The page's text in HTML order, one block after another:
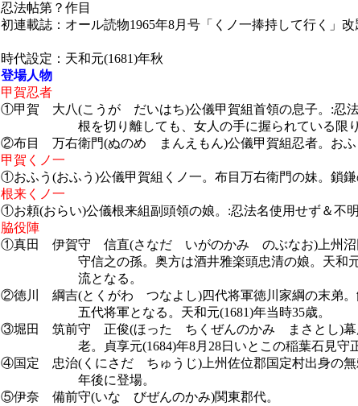
忍法帖第？作目
初連載誌：オール読物1965年8月号「くノ一捧持して行く」改
（山田風太郎43歳
時代設定：天和元(1681)年秋
登場人物
甲賀忍者
①甲賀 大八(こうが だいはち)公儀甲賀組首領の息子。:忍法
根を切り離しても、女人の手に握られている限り、
②布目 万右衛門(ぬのめ まんえもん)公儀甲賀組忍者。おふ
甲賀くノ一
①おふう(おふう)公儀甲賀組くノ一。布目万右衛門の妹。鎖
根来くノ一
①お頼(おらい)公儀根来組副頭領の娘。:忍法名使用せず＆不明
脇役陣
①真田 伊賀守 信直(さなだ いがのかみ のぶなお)上州沼
守信之の孫。奥方は酒井雅楽頭忠清の娘。天和元
流となる。
②徳川 綱吉(とくがわ つなよし)四代将軍徳川家綱の末弟。
五代将軍となる。天和元(1681)年当時35歳。
③堀田 筑前守 正俊(ほった ちくぜんのかみ まさとし)幕
老。貞享元(1684)年8月28日いとこの稲葉石見守正休
④国定 忠治(くにさだ ちゅうじ)上州佐位郡国定村出身の無
年後に登場。
⑤伊奈 備前守(いな びぜんのかみ)関東郡代。